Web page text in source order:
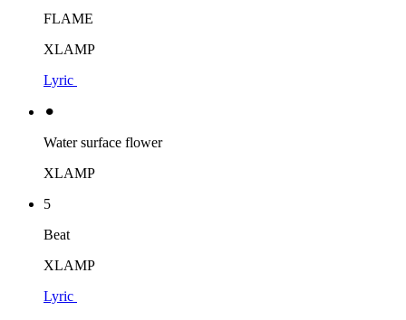
FLAME
XLAMP
Lyric
⚫︎
Water surface flower
XLAMP
5
Beat
XLAMP
Lyric